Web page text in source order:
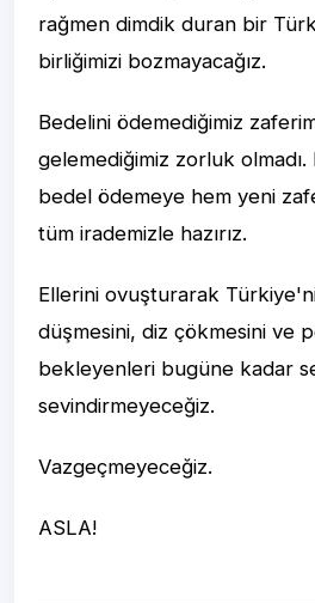
rağmen dimdik duran bir
birliğimizi bozmayacağız.
Bedelini ödemediğimiz
gelemediğimiz zorluk
bedel ödemeye hem yeni
tüm irademizle hazırız.
Ellerini ovuşturarak
düşmesini, diz çökmesini ve
bekleyenleri bugüne kadar
sevindirmeyeceğiz.
Vazgeçmeyeceğiz.
ASLA!